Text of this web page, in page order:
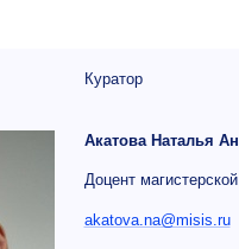
Куратор
Акатова Наталья
Доцент
akatova.na@misis.ru